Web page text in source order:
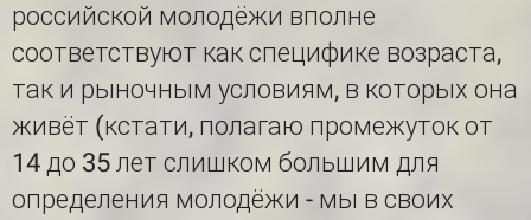
российской молодёжи вполне
соответствуют как специфике возраста,
так и рыночным условиям, в которых она
живёт (кстати, полагаю промежуток от
14 до 35 лет слишком большим для
определения молодёжи - мы в своих